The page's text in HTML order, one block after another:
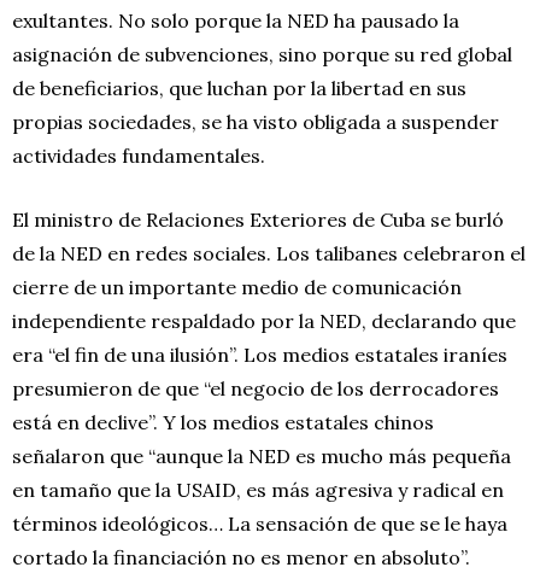
exultantes. No solo porque la NED ha pausado la
asignación de subvenciones, sino porque su red global
de beneficiarios, que luchan por la libertad en sus
propias sociedades, se ha visto obligada a suspender
actividades fundamentales.
El ministro de Relaciones Exteriores de Cuba se burló
de la NED en redes sociales. Los talibanes celebraron el
cierre de un importante medio de comunicación
independiente respaldado por la NED, declarando que
era “el fin de una ilusión”. Los medios estatales iraníes
presumieron de que “el negocio de los derrocadores
está en declive”. Y los medios estatales chinos
señalaron que “aunque la NED es mucho más pequeña
en tamaño que la USAID, es más agresiva y radical en
términos ideológicos… La sensación de que se le haya
cortado la financiación no es menor en absoluto”.